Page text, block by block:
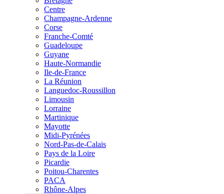
Centre
Champagne-Ardenne
Corse
Franche-Comté
Guadeloupe
Guyane
Haute-Normandie
Ile-de-France
La Réunion
Languedoc-Roussillon
Limousin
Lorraine
Martinique
Mayotte
Midi-Pyrénées
Nord-Pas-de-Calais
Pays de la Loire
Picardie
Poitou-Charentes
PACA
Rhône-Alpes